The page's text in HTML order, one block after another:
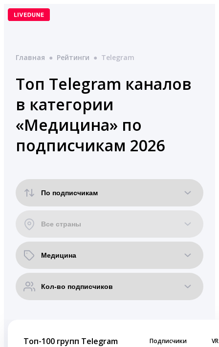
Перейти
Главная ● Рейтинги ● Telegram
Топ Telegram каналов
в категории
«Медицина» по
подписчикам 2026
Топ-100 групп Telegram Подписчики VR